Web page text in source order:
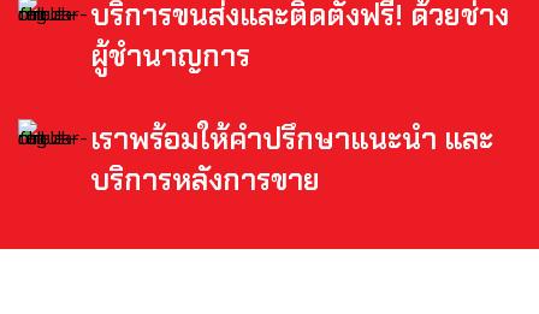
บริการขนส่งและติดตั้งฟรี! ด้วยช่าง
ผู้ชำนาญการ
เราพร้อมให้คำปรึกษาแนะนำ และ
บริการหลังการขาย